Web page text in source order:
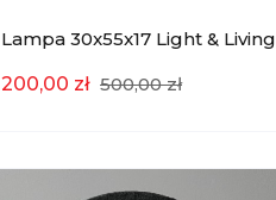
Lampa 30x55x17 Light & Living
200,00 zł 500,00 zł